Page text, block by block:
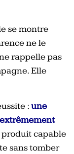
se montre
ne le
rappelle pas
Elle
:une
produit capable
sans tomber